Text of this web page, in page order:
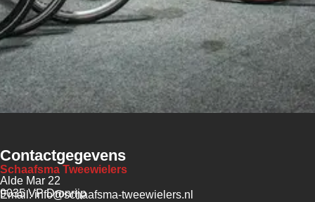
Contactgegevens
Schaafsma Tweewielers
Alde Mar 22
9035 VP Dronrijp
Email: info@schaafsma-tweewielers.nl